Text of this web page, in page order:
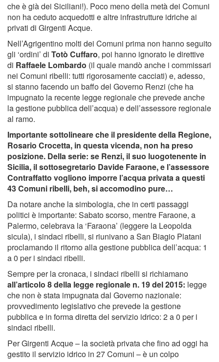
che è già dei Siciliani!). Poco meno della metà dei Comuni
non ha ceduto acquedotti e altre infrastrutture idriche ai
privati di Girgenti Acque.
Nell’Agrigentino molti dei Comuni prima non hanno seguito
gli ‘ordini’ di Totò Cuffaro, poi hanno ignorato le direttive
di Raffaele Lombardo (il quale mandò anche i commissari
nei Comuni ribelli: tutti rigorosamente cacciati) e, adesso,
si stanno facendo un baffo del Governo Renzi (che ha
impugnato la recente legge regionale che prevede anche
la gestione pubblica dell’acqua) e dell’assessore regionale
al ramo.
Importante sottolineare che il presidente della Regione,
Rosario Crocetta, in questa vicenda, non ha preso
posizione. Della serie: se Renzi, il suo luogotenente in
Sicilia, il sottosegretario Davide Faraone, e l’assessore
Contraffatto vogliono imporre l’acqua privata a questi
43 Comuni ribelli, beh, si accomodino pure…
Da notare anche la simbologia, che in certi passaggi
politici è importante: Sabato scorso, mentre Faraone, a
Palermo, celebrava la ‘Faraona’ (leggere la Leopolda
sicula), i sindaci ribelli, si riunivano a San Biagio Platani
proclamando il ritorno alla gestione pubblica dell’acqua: 1
a 0 per i sindaci ribelli.
Sempre per la cronaca, i sindaci ribelli si richiamano
all’articolo 8 della legge regionale n. 19 del 2015: legge
che non è stata impugnata dal Governo nazionale:
provvedimento legislativo che prevede la gestione
pubblica e in forma diretta del servizio idrico: 2 a 0 per i
sindaci ribelli.
Per Girgenti Acque – la società privata che fino ad oggi ha
gestito il servizio idrico in 27 Comuni – è un colpo